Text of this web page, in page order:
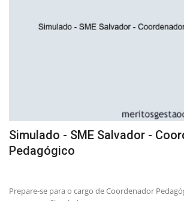
Simulado - SME Salvador -
Pedagógico
Prepare-se para o cargo de Coordenador